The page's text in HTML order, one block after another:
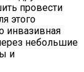
провести
этого
инвазивная
небольшие
и